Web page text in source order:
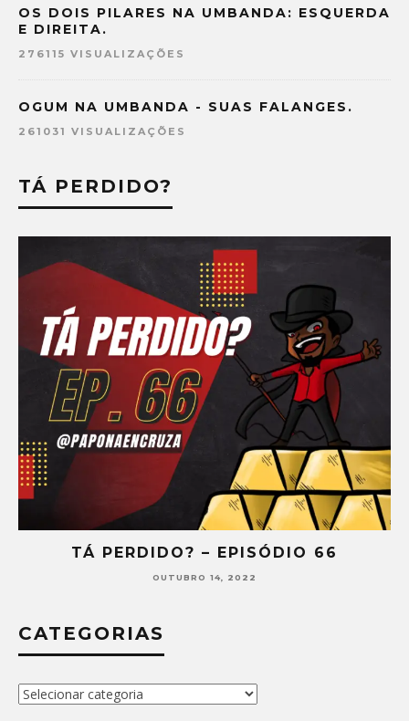
OS DOIS PILARES NA UMBANDA: ESQUERDA
E DIREITA.
276115 VISUALIZAÇÕES
OGUM NA UMBANDA - SUAS FALANGES.
261031 VISUALIZAÇÕES
TÁ PERDIDO?
TÁ PERDIDO? – EPISÓDIO 66
OUTUBRO 14, 2022
CATEGORIAS
Categorias